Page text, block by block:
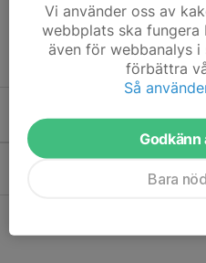
Här publicerar vi lite matnyttigt
Kommande aktiviteter
Lör 3/10 Städ /
Hela Pistolbanan
Vi använder oss av
webbplats ska fungera
även för webbanalys
förbättra
Så
Godkänn
Bara